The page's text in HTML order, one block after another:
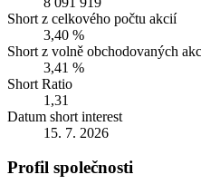
Short z celkového počtu akcií
3,40 %
Short z volně obchodovaných
3,41 %
Short Ratio
1,31
Datum short interest
15. 7. 2026
Profil společnosti